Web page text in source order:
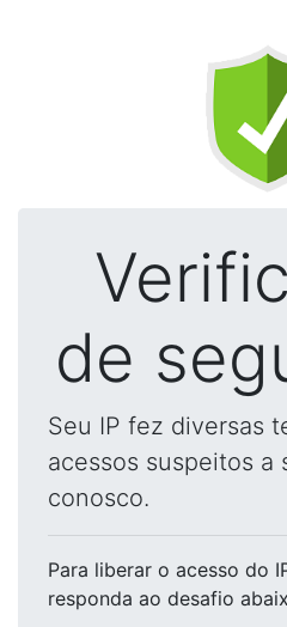
de
Seu IP fez diversas
acessos suspeitos a
conosco.
Para liberar o acesso do
responda ao desafio